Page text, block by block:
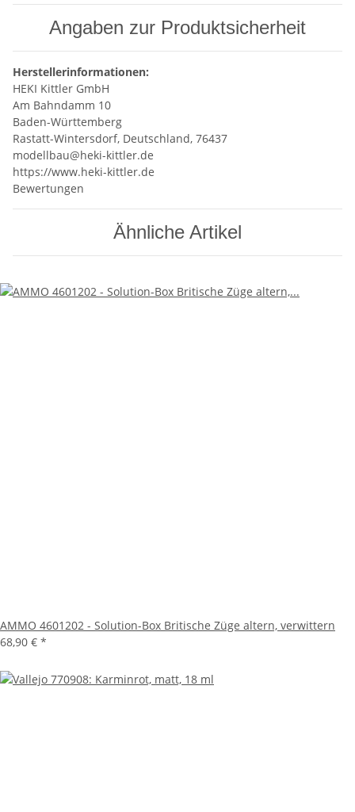
Angaben zur Produktsicherheit
Herstellerinformationen:
HEKI Kittler GmbH
Am Bahndamm 10
Baden-Württemberg
Rastatt-Wintersdorf, Deutschland, 76437
modellbau@heki-kittler.de
https://www.heki-kittler.de
Bewertungen
Ähnliche Artikel
AMMO 4601202 - Solution-Box Britische Züge altern, verwittern
68,90 € *